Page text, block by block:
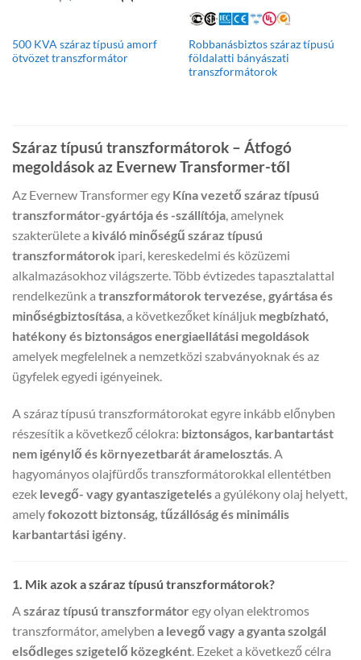
500 KVA száraz típusú amorf
ötvözet transzformátor
Robbanásbiztos száraz típusú
földalatti bányászati
transzformátorok
Száraz típusú transzformátorok – Átfogó
megoldások az Evernew Transformer-től
Az Evernew Transformer egy Kína vezető száraz típusú
transzformátor-gyártója és -szállítója, amelynek
szakterülete a kiváló minőségű száraz típusú
transzformátorok ipari, kereskedelmi és közüzemi
alkalmazásokhoz világszerte. Több évtizedes tapasztalattal
rendelkezünk a transzformátorok tervezése, gyártása és
minőségbiztosítása, a következőket kínáljuk megbízható,
hatékony és biztonságos energiaellátási megoldások
amelyek megfelelnek a nemzetközi szabványoknak és az
ügyfelek egyedi igényeinek.
A száraz típusú transzformátorokat egyre inkább előnyben
részesítik a következő célokra: biztonságos, karbantartást
nem igénylő és környezetbarát áramelosztás . A
hagyományos olajfürdős transzformátorokkal ellentétben
ezek levegő- vagy gyantaszigetelésa gyúlékony olaj helyett,
amelyfokozott biztonság, tűzállóság és minimális
karbantartási igény
1. Mik azok a száraz típusú transzformátorok?
A száraz típusú transzformátor egy olyan elektromos
transzformátor, amelyben a levegő vagy a gyanta szolgál
elsődleges szigetelő közegként . Ezeket a következő célra